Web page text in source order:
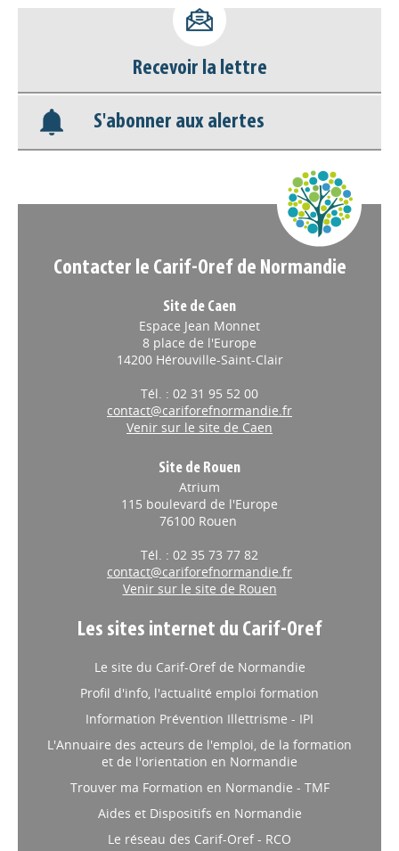
déconnecter)
Base documentaire
Nos veilles Scoop.it
Recevoir la lettre
S'abonner aux alertes
Contacter le Carif-Oref de Normandie
Site de Caen
Espace Jean Monnet
8 place de l'Europe
14200 Hérouville-Saint-Clair
Tél. : 02 31 95 52 00
contact@cariforefnormandie.fr
Venir sur le site de Caen
Site de Rouen
Atrium
115 boulevard de l'Europe
76100 Rouen
Tél. : 02 35 73 77 82
contact@cariforefnormandie.fr
Venir sur le site de Rouen
Les sites internet du Carif-Oref
Le site du Carif-Oref de Normandie
Profil d'info, l'actualité emploi formation
Information Prévention Illettrisme - IPI
L'Annuaire des acteurs de l'emploi, de la formation
et de l'orientation en Normandie
Trouver ma Formation en Normandie - TMF
Aides et Dispositifs en Normandie
Le réseau des Carif-Oref - RCO